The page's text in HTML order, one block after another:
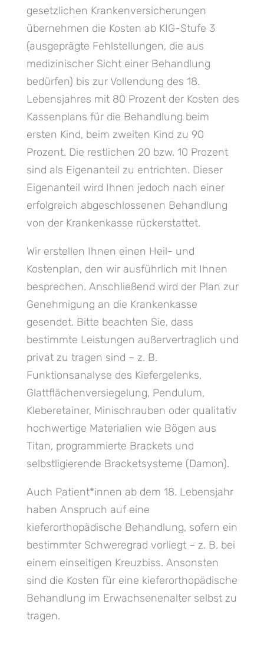
gesetzlichen Krankenversicherungen
übernehmen die Kosten ab KIG-Stufe 3
(ausgeprägte Fehlstellungen, die aus
medizinischer Sicht einer Behandlung
bedürfen) bis zur Vollendung des 18.
Lebensjahres mit 80 Prozent der Kosten des
Kassenplans für die Behandlung beim
ersten Kind, beim zweiten Kind zu 90
Prozent. Die restlichen 20 bzw. 10 Prozent
sind als Eigenanteil zu entrichten. Dieser
Eigenanteil wird Ihnen jedoch nach einer
erfolgreich abgeschlossenen Behandlung
von der Krankenkasse rückerstattet.
Wir erstellen Ihnen einen Heil- und
Kostenplan, den wir ausführlich mit Ihnen
besprechen. Anschließend wird der Plan zur
Genehmigung an die Krankenkasse
gesendet. Bitte beachten Sie, dass
bestimmte Leistungen außervertraglich und
privat zu tragen sind – z. B.
Funktionsanalyse des Kiefergelenks,
Glattflächenversiegelung, Pendulum,
Kleberetainer, Minischrauben oder qualitativ
hochwertige Materialien wie Bögen aus
Titan, programmierte Brackets und
selbstligierende Bracketsysteme (Damon).
Auch Patient*innen ab dem 18. Lebensjahr
haben Anspruch auf eine
kieferorthopädische Behandlung, sofern ein
bestimmter Schweregrad vorliegt – z. B. bei
einem einseitigen Kreuzbiss. Ansonsten
sind die Kosten für eine kieferorthopädische
Behandlung im Erwachsenenalter selbst zu
tragen.